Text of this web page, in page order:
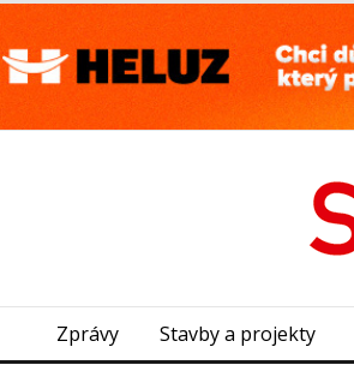
Zprávy Stavby a projekty